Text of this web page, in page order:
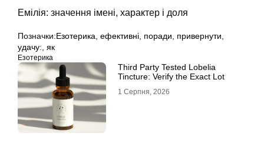
Емілія: значення імені, характер і доля
Позначки:Езотерика ефективні поради привернути
удачу: як
Езотерика
Third Party Tested Lobelia
Tincture: Verify the Exact Lot
1 Серпня, 2026